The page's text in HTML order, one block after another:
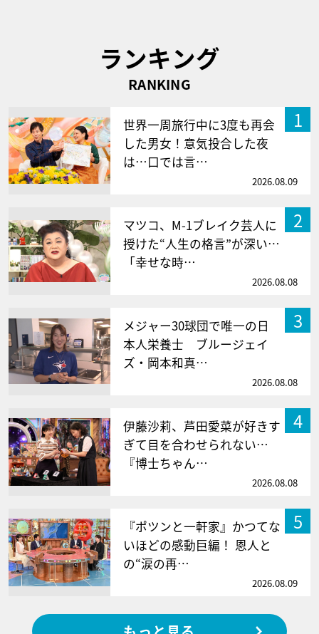
ランキング
RANKING
1
世界一周旅行中に3度も再会
した男女！意気投合した夜
は…口では言…
2026.08.09
2
マツコ、M-1ブレイク芸人に
授けた“人生の格言”が深い…
「幸せな時…
2026.08.08
3
メジャー30球団で唯一の日
本人栄養士 ブルージェイ
ズ・岡本和真…
2026.08.08
4
伊藤沙莉、芦田愛菜が好きす
ぎて目を合わせられない…
『博士ちゃん…
2026.08.08
5
『ポツンと一軒家』かつてな
いほどの感動巨編！ 恩人と
の“涙の再…
2026.08.09